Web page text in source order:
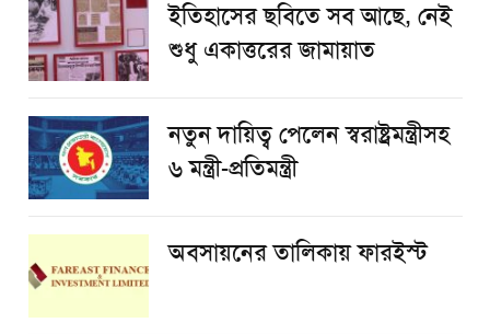
ইতিহাসের ছবিতে সব আছে, নেই
শুধু একাত্তরের জামায়াত
নতুন দায়িত্ব পেলেন স্বরাষ্ট্রমন্ত্রীসহ
৬ মন্ত্রী-প্রতিমন্ত্রী
অবসায়নের তালিকায় ফারইস্ট